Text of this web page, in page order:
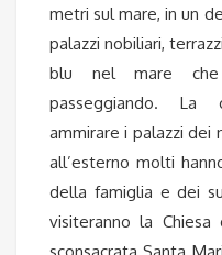
metri sul mare, in un
palazzi nobiliari,
blu nel mare che
passeggiando. La
ammirare i palazzi dei
all’esterno molti
della famiglia e dei
visiteranno la Chiesa